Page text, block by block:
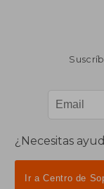
¿Necesitas
Ir a Centro de